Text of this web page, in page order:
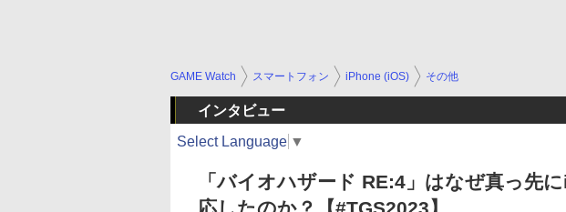
GAME Watch スマートフォン iPhone (iOS) その他
インタビュー
Select Language ▼
「バイオハザード RE:4」はなぜ真っ先